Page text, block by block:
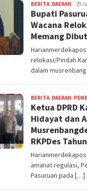
BERITA, DAERAH Editor
29
Bupati
Wacana
Memang
relokasi/Pindah
dalam
BERITA, DAERAH,
Ketua DPRD
Hidayat dan
RKPDes
amanat regulasi,
Pasuruan pada […]